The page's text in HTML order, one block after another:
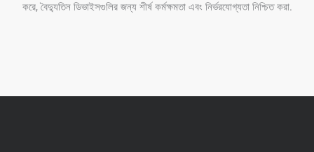
করে, বৈদ্যুতিন ডিভাইসগুলির জন্য শীর্ষ কর্মক্ষমতা এবং নির্ভরযোগ্যতা নিশ্চিত করা.